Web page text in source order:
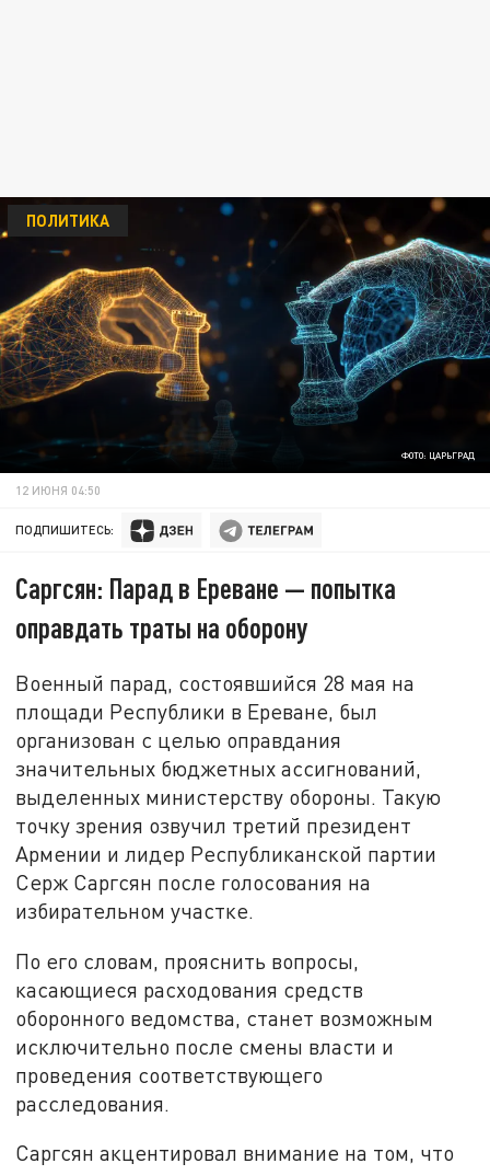
ФОТО: ЦАРЬГРАД
ПОЛИТИКА
12 ИЮНЯ 04:50
ПОДПИШИТЕСЬ:
Саргсян: Парад в Ереване — попытка
оправдать траты на оборону
Военный парад, состоявшийся 28 мая на
площади Республики в Ереване, был
организован с целью оправдания
значительных бюджетных ассигнований,
выделенных министерству обороны. Такую
точку зрения озвучил третий президент
Армении и лидер Республиканской партии
Серж Саргсян после голосования на
избирательном участке.
По его словам, прояснить вопросы,
касающиеся расходования средств
оборонного ведомства, станет возможным
исключительно после смены власти и
проведения соответствующего
расследования.
Саргсян акцентировал внимание на том, что